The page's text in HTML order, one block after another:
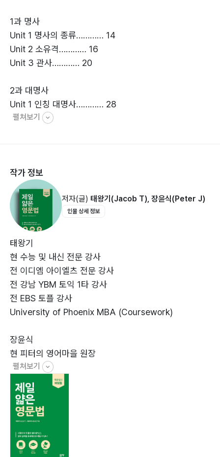
1과 명사
Unit 1 명사의 종류………… 14
Unit 2 소유격………… 16
Unit 3 관사………… 20
2과 대명사
Unit 1 인칭 대명사………… 28
Unit 2 지시 대명사………… 32
3과 동사
Unit 1 시제………… 44
Unit 2 타동사 / 자동사………… 49
Unit 3 수동태………… 52
4과 형용사
Unit 1 명사 수식………… 64
Unit 2 보어 역할………… 67
Unit 3 수사………… 69
Unit 4 형용사구………… 72
Unit 5 형용사절………… 74
5과 부사
Unit 1 수식………… 84
Unit 2 부사 위치………… 87
Unit 3 부정부사 / 빈도부사………… 88
Unit 4 부사구………… 90
Unit 5 부사절………… 93
6과 접속사
Unit 1 등위 접속사………… 102
펼쳐보기
작가 정보
저자(글) 태왕기(Jacob T), 장윤식(Peter J)
인물 상세 정보
태왕기
현 수능 및 내신 전문 강사
전 이디엠 아이엘츠 전문 강사
전 강남 YBM 토익 1타 강사
전 EBS 토플 강사
University of Phoenix MBA (Coursework)
장윤식
현 피터의 영어마을 원장
현 토탈아이엘츠 블로그 운영
전 미국 그린리버 컬리지 연계 아이엘츠 강의
전 강남 이디엠 어학원 아이엘츠 강의 /
라이팅 교재 공저
전 영국 코벤트리 대학 연계 아이엘츠 스피킹 강의
전 신촌 YBM 어학원 아이엘츠 강의
전 강남 렉시스 어학원 아이엘츠 강의
펼쳐보기